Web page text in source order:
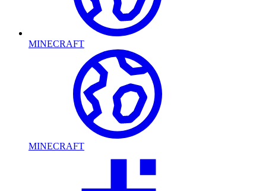
MINECRAFT
MINECRAFT